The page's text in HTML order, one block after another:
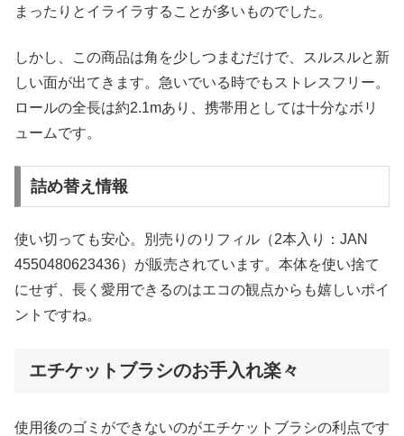
まったりとイライラすることが多いものでした。
しかし、この商品は角を少しつまむだけで、スルスルと新
しい面が出てきます。急いでいる時でもストレスフリー。
ロールの全長は約2.1mあり、携帯用としては十分なボリ
ュームです。
詰め替え情報
使い切っても安心。別売りのリフィル（2本入り：JAN
4550480623436）が販売されています。本体を使い捨て
にせず、長く愛用できるのはエコの観点からも嬉しいポイ
ントですね。
エチケットブラシのお手入れ楽々
使用後のゴミができないのがエチケットブラシの利点です